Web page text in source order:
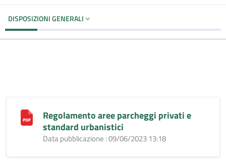
DISPOSIZIONI GENERALI
Regolamento aree parcheggi privati e
standard urbanistici
Data pubblicazione : 09/06/2023 13:18